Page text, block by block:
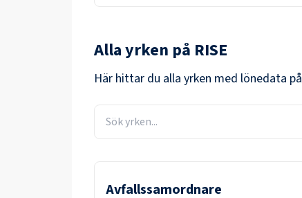
Alla yrken på RISE
Här hittar du alla yrken med lönedata på
Avfallssamordnare